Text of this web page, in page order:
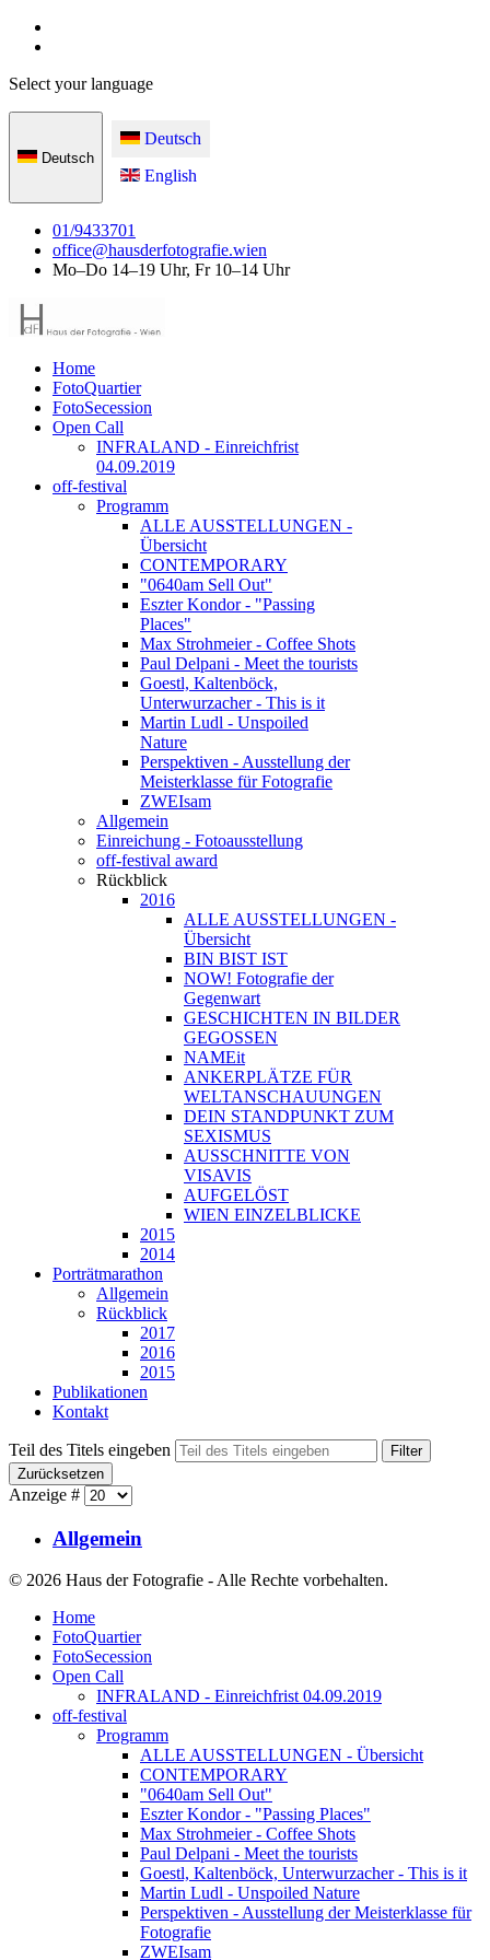
Select your language
Deutsch
Deutsch
English
01/9433701
office@hausderfotografie.wien
Mo–Do 14–19 Uhr, Fr 10–14 Uhr
Home
FotoQuartier
FotoSecession
Open Call
INFRALAND - Einreichfrist
04.09.2019
off-festival
Programm
ALLE AUSSTELLUNGEN -
Übersicht
CONTEMPORARY
"0640am Sell Out"
Eszter Kondor - "Passing
Places"
Max Strohmeier - Coffee Shots
Paul Delpani - Meet the tourists
Goestl, Kaltenböck,
Unterwurzacher - This is it
Martin Ludl - Unspoiled
Nature
Perspektiven - Ausstellung der
Meisterklasse für Fotografie
ZWEIsam
Allgemein
Einreichung - Fotoausstellung
off-festival award
Rückblick
2016
ALLE AUSSTELLUNGEN -
Übersicht
BIN BIST IST
NOW! Fotografie der
Gegenwart
GESCHICHTEN IN BILDER
GEGOSSEN
NAMEit
ANKERPLÄTZE FÜR
WELTANSCHAUUNGEN
DEIN STANDPUNKT ZUM
SEXISMUS
AUSSCHNITTE VON
VISAVIS
AUFGELÖST
WIEN EINZELBLICKE
2015
2014
Porträtmarathon
Allgemein
Rückblick
2017
2016
2015
Publikationen
Kontakt
Teil des Titels eingeben
Filter
Zurücksetzen
Anzeige #
Allgemein
© 2026 Haus der Fotografie - Alle Rechte vorbehalten.
Home
FotoQuartier
FotoSecession
Open Call
INFRALAND - Einreichfrist 04.09.2019
off-festival
Programm
ALLE AUSSTELLUNGEN - Übersicht
CONTEMPORARY
"0640am Sell Out"
Eszter Kondor - "Passing Places"
Max Strohmeier - Coffee Shots
Paul Delpani - Meet the tourists
Goestl, Kaltenböck, Unterwurzacher - This is it
Martin Ludl - Unspoiled Nature
Perspektiven - Ausstellung der Meisterklasse für
Fotografie
ZWEIsam